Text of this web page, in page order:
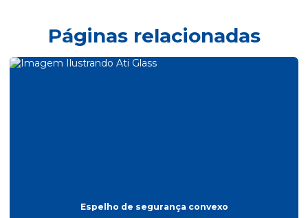
Display acrílico a4 parede horizontal
Páginas relacionadas
Espelho de segurança convexo